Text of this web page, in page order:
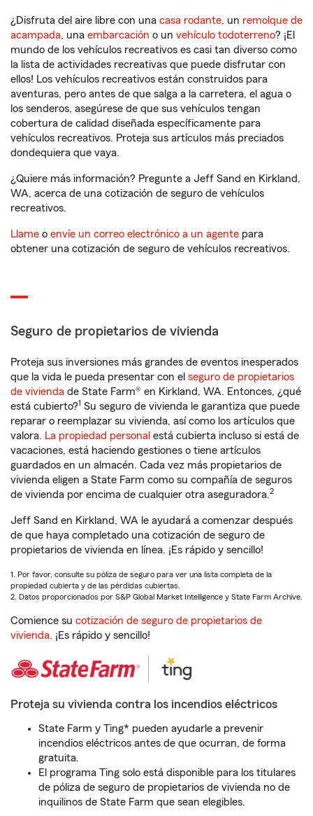
¿Disfruta del aire libre con una casa rodante, un remolque de
acampada, una embarcación o un vehículo todoterreno? ¡El
mundo de los vehículos recreativos es casi tan diverso como
la lista de actividades recreativas que puede disfrutar con
ellos! Los vehículos recreativos están construidos para
aventuras, pero antes de que salga a la carretera, el agua o
los senderos, asegúrese de que sus vehículos tengan
cobertura de calidad diseñada específicamente para
vehículos recreativos. Proteja sus artículos más preciados
dondequiera que vaya.
¿Quiere más información? Pregunte a Jeff Sand en Kirkland,
WA, acerca de una cotización de seguro de vehículos
recreativos.
Llame o envíe un correo electrónico a un agente para
obtener una cotización de seguro de vehículos recreativos.
Seguro de propietarios de vivienda
Proteja sus inversiones más grandes de eventos inesperados
que la vida le pueda presentar con el seguro de propietarios
de vivienda de State Farm® en Kirkland, WA. Entonces, ¿qué
está cubierto?1 Su seguro de vivienda le garantiza que puede
reparar o reemplazar su vivienda, así como los artículos que
valora. La propiedad personal está cubierta incluso si está de
vacaciones, está haciendo gestiones o tiene artículos
guardados en un almacén. Cada vez más propietarios de
vivienda eligen a State Farm como su compañía de seguros
de vivienda por encima de cualquier otra aseguradora.2
Jeff Sand en Kirkland, WA le ayudará a comenzar después
de que haya completado una cotización de seguro de
propietarios de vivienda en línea. ¡Es rápido y sencillo!
1. Por favor, consulte su póliza de seguro para ver una lista completa de la
propiedad cubierta y de las pérdidas cubiertas.
2. Datos proporcionados por S&P Global Market Intelligence y State Farm Archive.
Comience su cotización de seguro de propietarios de
vivienda. ¡Es rápido y sencillo!
Proteja su vivienda contra los incendios eléctricos
State Farm y Ting* pueden ayudarle a prevenir
incendios eléctricos antes de que ocurran, de forma
gratuita.
El programa Ting solo está disponible para los titulares
de póliza de seguro de propietarios de vivienda no de
inquilinos de State Farm que sean elegibles.